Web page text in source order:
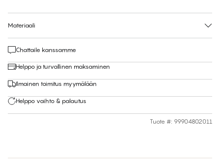
Materiaali
Chattaile kanssamme
Helppo ja turvallinen maksaminen
Ilmainen toimitus myymälään
Helppo vaihto & palautus
Tuote #: 99904802011